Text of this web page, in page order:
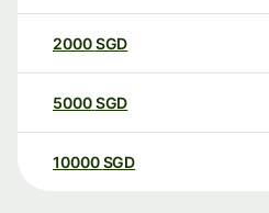
2000SGD
5000SGD
10000 SGD